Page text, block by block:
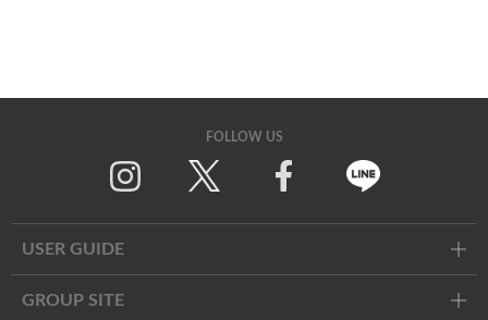
FOLLOW US
USER GUIDE
GROUP SITE